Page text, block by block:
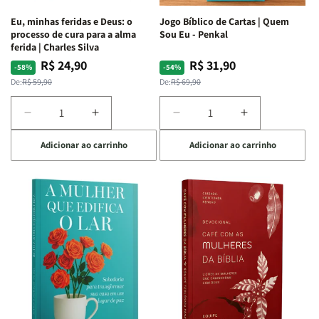
Espirituais
|
Estela
Espirituais
|
Eu, minhas feridas e Deus: o
processo de cura para a alma
ferida | Charles Silva
-58%
Preço
normal
De:R$ 59,90
Preço
promocional
R$ 24,90
Diminuir
a
quantidade
de
Eu,
minhas
feridas
e
Deus:
o
processo
de
cura
para
Aumentar
a
quantidade
de
Eu,
minhas
feridas
e
Deus:
o
processo
de
cura
para
Adicionar ao carrinho
Jogo Bíblico de Cartas | Quem
Sou Eu - Penkal
-54%
Preço
normal
De:R$ 69,90
Preço
promocional
R$ 31,90
Diminuir
a
quantidade
de
Jogo
Bíblico
de
Cartas
Quem
Sou
Eu
Penkal
Aumentar
a
quantidade
de
Jogo
Bíblico
Cartas
|
Quem
Sou
Eu
-
Penkal
Adicionar ao carrinho